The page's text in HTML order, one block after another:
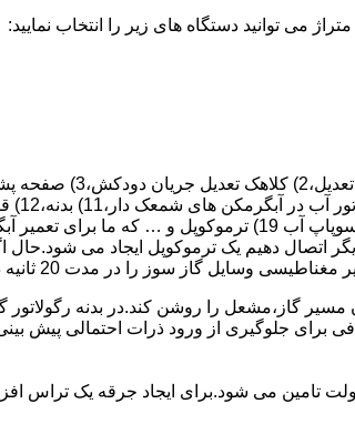
اتصال دهیم یک ترموکوپل ایجاد می
گاز،مشعل را روشن کند.در بدنه رگولاتور
جلوگیری از ورود ذرات احتمالی پیش